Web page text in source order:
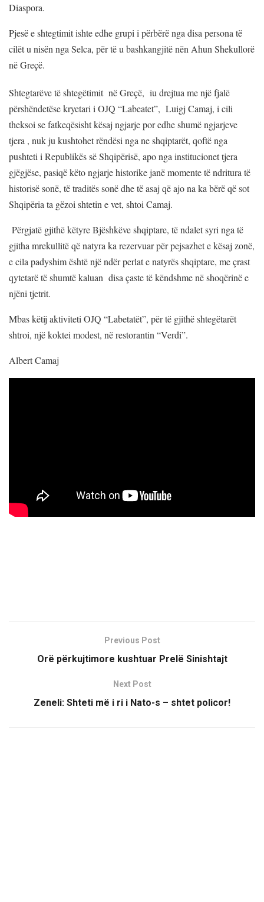
Diaspora.
Pjesë e shtegtimit ishte edhe grupi i përbërë nga disa persona të
cilët u nisën nga Selca, për të u bashkangjitë nën Ahun Shekullorë
në Greçë.
Shtegtarëve të shtegëtimit në Greçë, iu drejtua me një fjalë
përshëndetëse kryetari i OJQ “Labeatet”, Luigj Camaj, i cili
theksoi se fatkeqësisht kësaj ngjarje por edhe shumë ngjarjeve
tjera , nuk ju kushtohet rëndësi nga ne shqiptarët, qoftë nga
pushteti i Republikës së Shqipërisë, apo nga institucionet tjera
gjëgjëse, pasiqë këto ngjarje historike janë momente të ndritura të
historisë sonë, të traditës sonë dhe të asaj që ajo na ka bërë që sot
Shqipëria ta gëzoi shtetin e vet, shtoi Camaj.
Përgjatë gjithë këtyre Bjëshkëve shqiptare, të ndalet syri nga të
gjitha mrekullitë që natyra ka rezervuar për pejsazhet e kësaj zonë,
e cila padyshim është një ndër perlat e natyrës shqiptare, me çrast
qytetarë të shumtë kaluan disa çaste të këndshme në shoqërinë e
njëni tjetrit.
Mbas këtij aktiviteti OJQ “Labetatët”, për të gjithë shtegëtarët
shtroi, një koktei modest, në restorantin “Verdi”.
Albert Camaj
Previous Post
Orë përkujtimore kushtuar Prelë Sinishtajt
Next Post
Zeneli: Shteti më i ri i Nato-s – shtet policor!